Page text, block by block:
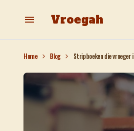
Vroegah
Home Blog Stripboeken die vroeger